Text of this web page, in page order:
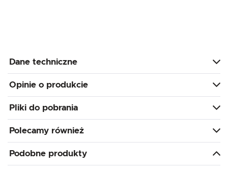
Dane techniczne
Opinie o produkcie
Pliki do pobrania
Polecamy również
Podobne produkty